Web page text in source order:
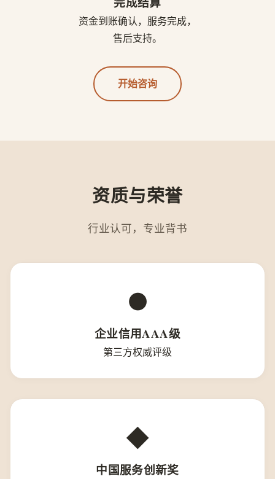
资金到账确认，服务完成，
售后支持。
开始咨询
资质与荣誉
行业认可，专业背书
●
企业信用AAA级
第三方权威评级
◆
中国服务创新奖